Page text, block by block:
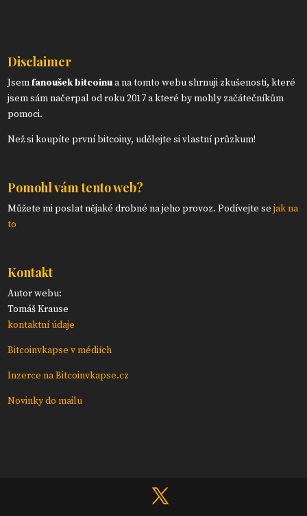
Disclaimer
Jsemfanoušek bitcoinua na tomto webu shrnuji zkušenosti, které
jsem sám načerpal od roku 2017 a které by mohly začátečníkům
pomoci.
Než si koupíte první bitcoiny, udělejte si vlastní průzkum!
Pomohl vám tento web?
Můžete mi poslat nějaké drobné na jeho provoz. Podívejte sejak na
to
Kontakt
Autor webu:
Tomáš Krause
kontaktní údaje
Bitcoinvkapse v médiích
Inzerce na Bitcoinvkapse.cz
Novinky do mailu